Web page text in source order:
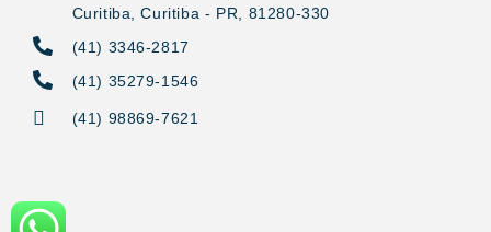
Curitiba, Curitiba - PR, 81280-330
(41) 3346-2817
(41) 35279-1546
(41) 98869-7621